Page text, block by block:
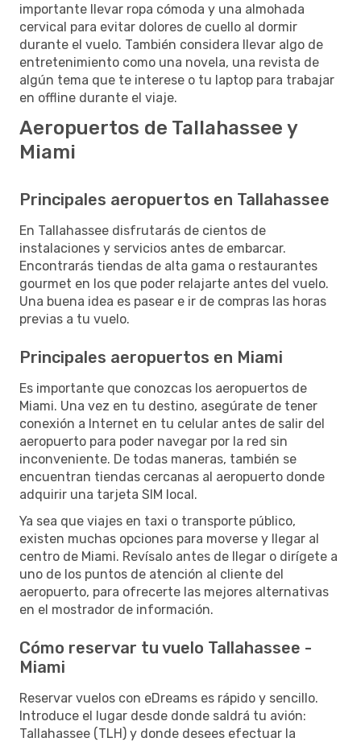
importante llevar ropa cómoda y una almohada
cervical para evitar dolores de cuello al dormir
durante el vuelo. También considera llevar algo de
entretenimiento como una novela, una revista de
algún tema que te interese o tu laptop para trabajar
en offline durante el viaje.
Aeropuertos de Tallahassee y
Miami
Principales aeropuertos en Tallahassee
En Tallahassee disfrutarás de cientos de
instalaciones y servicios antes de embarcar.
Encontrarás tiendas de alta gama o restaurantes
gourmet en los que poder relajarte antes del vuelo.
Una buena idea es pasear e ir de compras las horas
previas a tu vuelo.
Principales aeropuertos en Miami
Es importante que conozcas los aeropuertos de
Miami. Una vez en tu destino, asegúrate de tener
conexión a Internet en tu celular antes de salir del
aeropuerto para poder navegar por la red sin
inconveniente. De todas maneras, también se
encuentran tiendas cercanas al aeropuerto donde
adquirir una tarjeta SIM local.
Ya sea que viajes en taxi o transporte público,
existen muchas opciones para moverse y llegar al
centro de Miami. Revísalo antes de llegar o dirígete a
uno de los puntos de atención al cliente del
aeropuerto, para ofrecerte las mejores alternativas
en el mostrador de información.
Cómo reservar tu vuelo Tallahassee -
Miami
Reservar vuelos con eDreams es rápido y sencillo.
Introduce el lugar desde donde saldrá tu avión:
Tallahassee (TLH) y donde desees efectuar la